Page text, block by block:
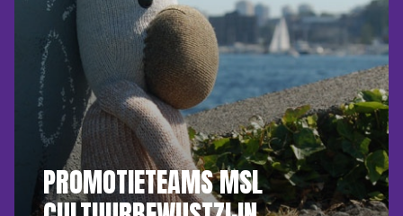
PROMOTIETEAMS MSL